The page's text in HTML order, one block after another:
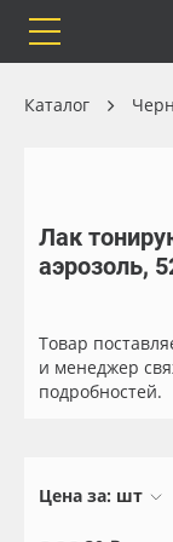
Каталог
Бренды
Оплата
Весь каталог
Чернила
Каталог
Лак
аэрозоль,
Товар
и менеджер
подробностей.
Цена за: шт